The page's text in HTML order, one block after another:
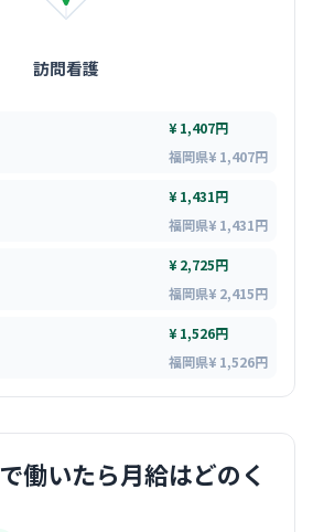
訪問看護
¥ 1,407円
福岡県¥ 1,407円
¥ 1,431円
福岡県¥ 1,431円
¥ 2,725円
福岡県¥ 2,415円
¥ 1,526円
福岡県¥ 1,526円
で働いたら月給はどのく